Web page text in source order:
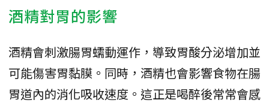
酒精對胃的影響
酒精會刺激腸胃蠕動運作，導致胃酸分泌增加並
可能傷害胃黏膜。同時，酒精也會影響食物在腸
胃道內的消化吸收速度。這正是喝醉後常常會感